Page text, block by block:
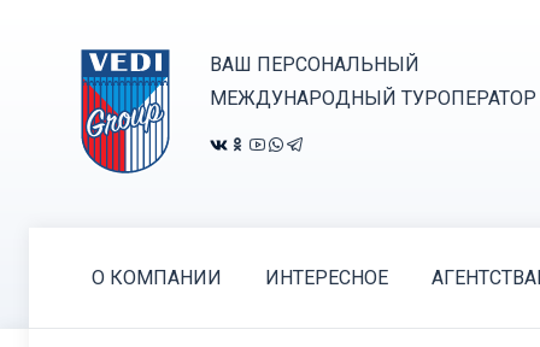
ВАШ ПЕРСОНАЛЬНЫЙ
МЕЖДУНАРОДНЫЙ ТУРОПЕРАТОР
О КОМПАНИИ ИНТЕРЕСНОЕ